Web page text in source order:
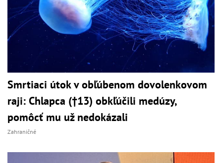
Smrtiaci útok v obľúbenom dovolenkovom
raji: Chlapca (†13) obkľúčili medúzy,
pomôcť mu už nedokázali
Zahraničné